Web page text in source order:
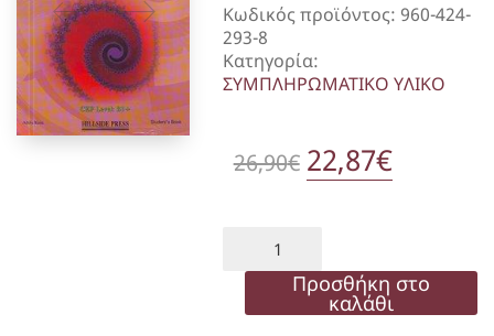
Κωδικός προϊόντος: 960-424-
293-8
Κατηγορία:
ΣΥΜΠΛΗΡΩΜΑΤΙΚΟ ΥΛΙΚΟ
26,90€ Original
26,90€.
22,87€Η
είναι:
22,87€.
POWER
ποσότητα
Προσθήκη στο
καλάθι